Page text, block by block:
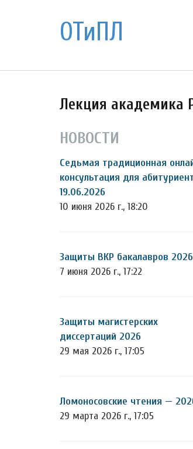
ОТиПЛ
Лекция академика
НОВОСТИ
Седьмая традиционная
консультация для
19.06.2026
10 июня 2026 г., 18:20
Защиты ВКР бакалавров 2026
7 июня 2026 г., 17:22
Защиты магистерских
диссертаций 2026
29 мая 2026 г., 17:05
Ломоносовские чтения —
29 марта 2026 г., 17:05